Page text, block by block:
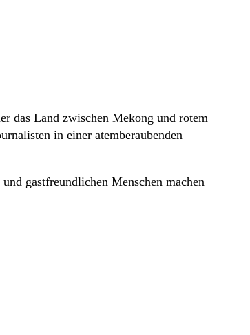
das Land zwischen Mekong und rotem
in einer atemberaubenden
gastfreundlichen Menschen machen